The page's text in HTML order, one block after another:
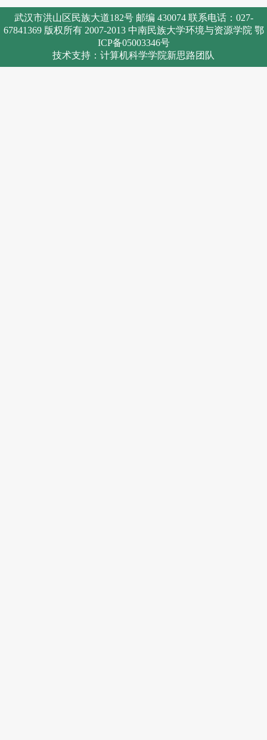
武汉市洪山区民族大道182号 邮编 430074 联系电话：027-
67841369 版权所有 2007-2013 中南民族大学环境与资源学院 鄂
ICP备05003346号
技术支持：计算机科学学院新思路团队